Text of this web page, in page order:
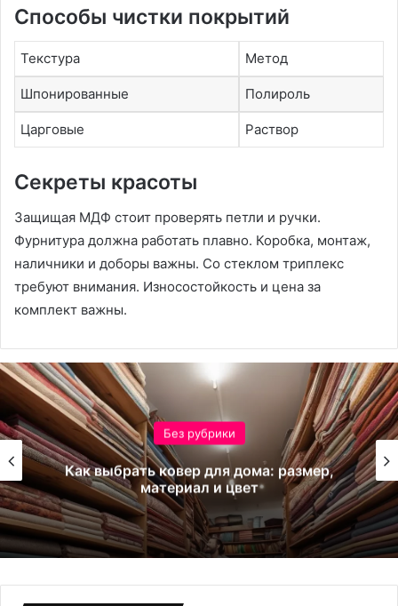
Способы чистки покрытий
Текстура Метод
Шпонированные Полироль
Царговые Раствор
Секреты красоты
Защищая МДФ стоит проверять петли и ручки.
Фурнитура должна работать плавно. Коробка, монтаж,
наличники и доборы важны. Со стеклом триплекс
требуют внимания. Износостойкость и цена за
комплект важны.
Без рубрики
Как выбрать ковер для дома: размер,
материал и цвет